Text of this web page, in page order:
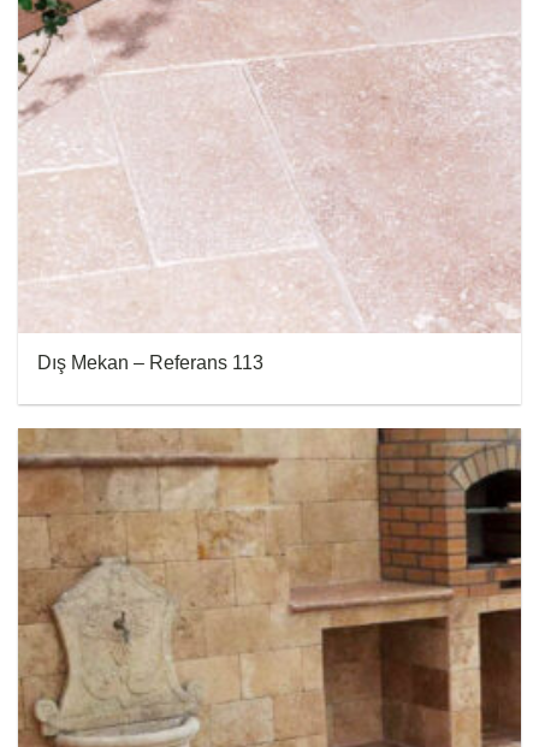
Dış Mekan – Referans 113